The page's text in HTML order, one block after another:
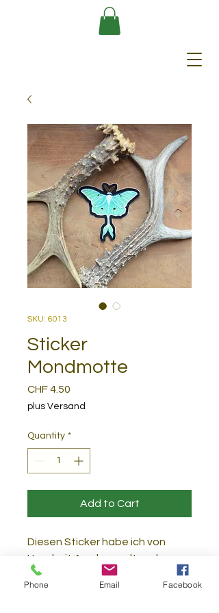
SKU: 6013
Sticker
Mondmotte
CHF 4.50
plus Versand
Quantity *
Add to Cart
Diesen Sticker habe ich von
Hand mit Acryl gemalt und
digitalisiert. Er wurde nach dem
Druck mit einer Schutzschicht
Phone Email Facebook